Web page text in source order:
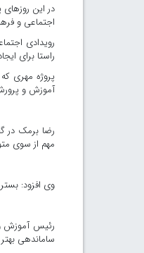
در این
اجتماعی و
رویدادی
راستا برای
پروژه مهری
آموزش و
رضا برمک در
مهم از سوی
وی افزود: بستر و
رئیس آموزش و
ساماندهی